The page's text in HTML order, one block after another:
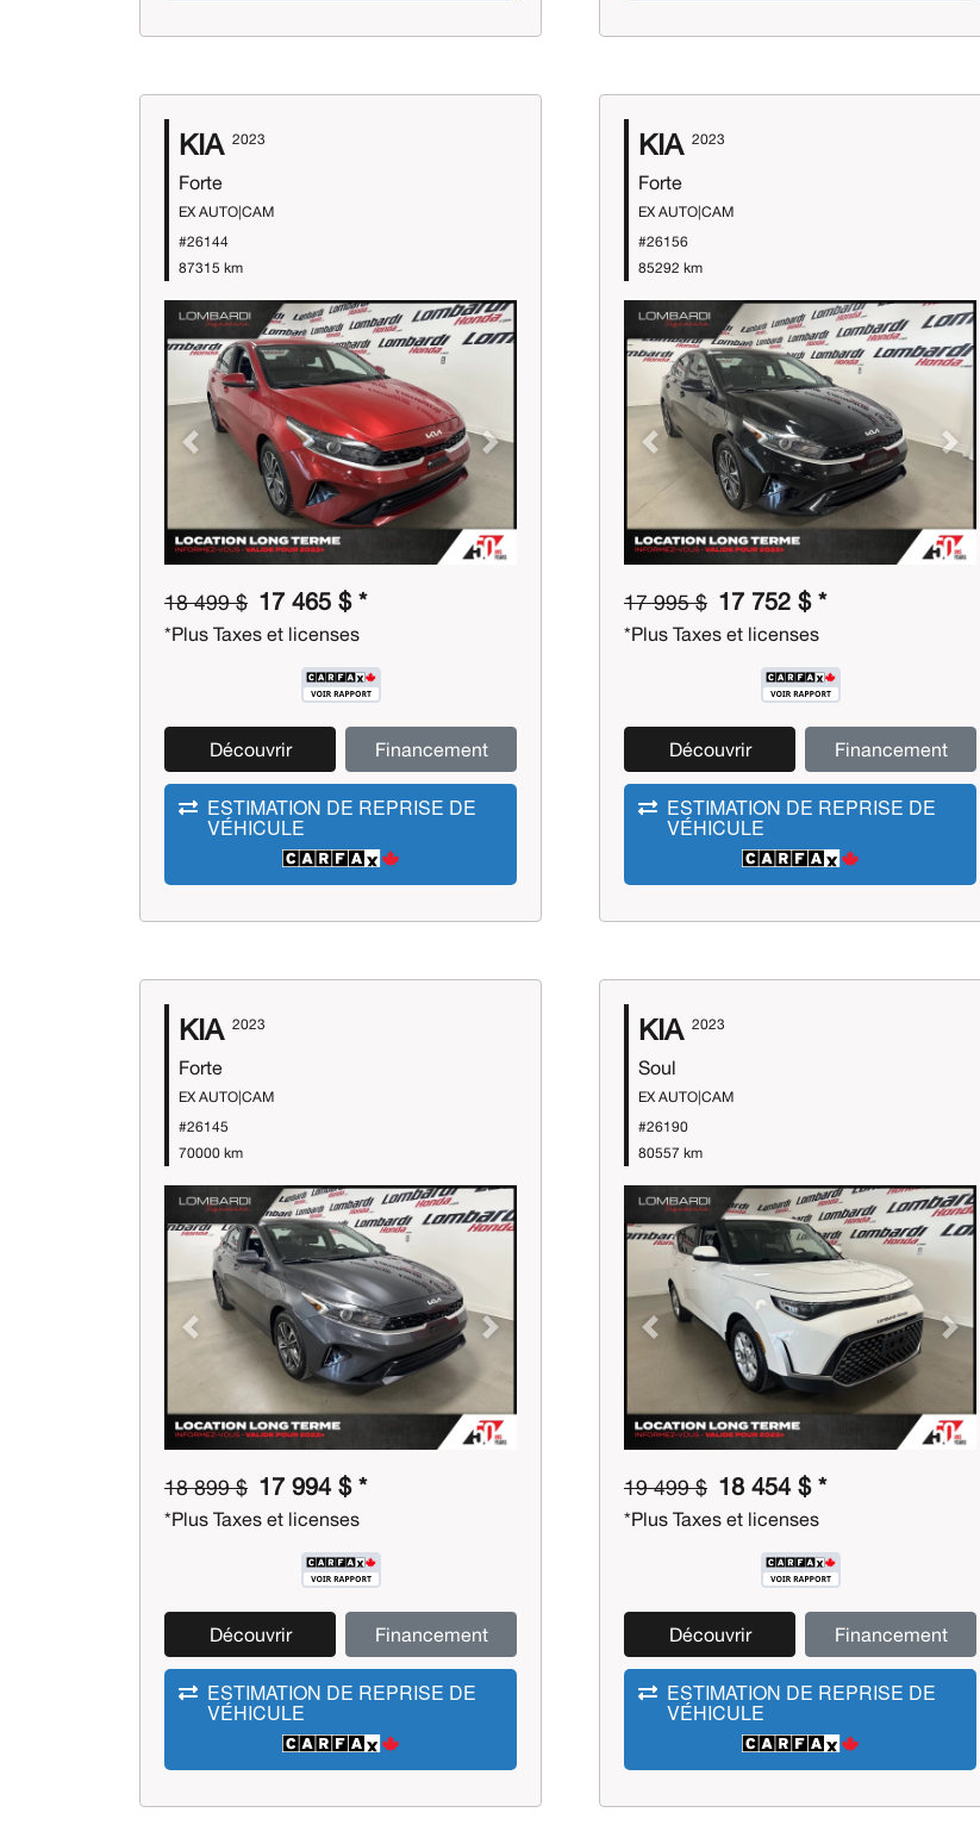
KIA 2023
Forte
EX AUTO|CAM
#26144
87315 km
Previous Next
18 499 $ 17 465 $ *
*Plus Taxes et licenses
Découvrir Financement
ESTIMATION DE REPRISE DE
VÉHICULE
KIA 2023
Forte
EX AUTO|CAM
#26156
85292 km
Previous Next
17 995 $ 17 752 $ *
*Plus Taxes et licenses
Découvrir Financement
ESTIMATION DE REPRISE DE
VÉHICULE
KIA 2023
Forte
EX AUTO|CAM
#26145
70000 km
Previous Next
18 899 $ 17 994 $ *
*Plus Taxes et licenses
Découvrir Financement
ESTIMATION DE REPRISE DE
VÉHICULE
KIA 2023
Soul
EX AUTO|CAM
#26190
80557 km
Previous Next
19 499 $ 18 454 $ *
*Plus Taxes et licenses
Découvrir Financement
ESTIMATION DE REPRISE DE
VÉHICULE